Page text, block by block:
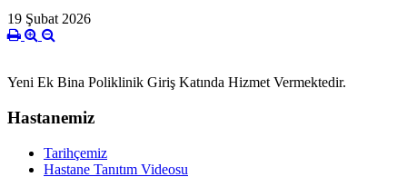
19 Şubat 2026
Yeni Ek Bina Poliklinik Giriş Katında Hizmet Vermektedir.
Hastanemiz
Tarihçemiz
Hastane Tanıtım Videosu